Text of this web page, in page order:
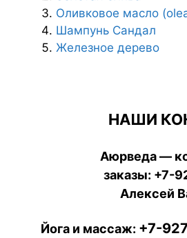
Оливковое масло
Шампунь Сандал
Железное дерево
НАШИ
Аюрведа —
заказы: +7-
Алексей
Йога и массаж: +7-